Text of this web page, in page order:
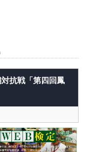
抗戦「第四回鳳